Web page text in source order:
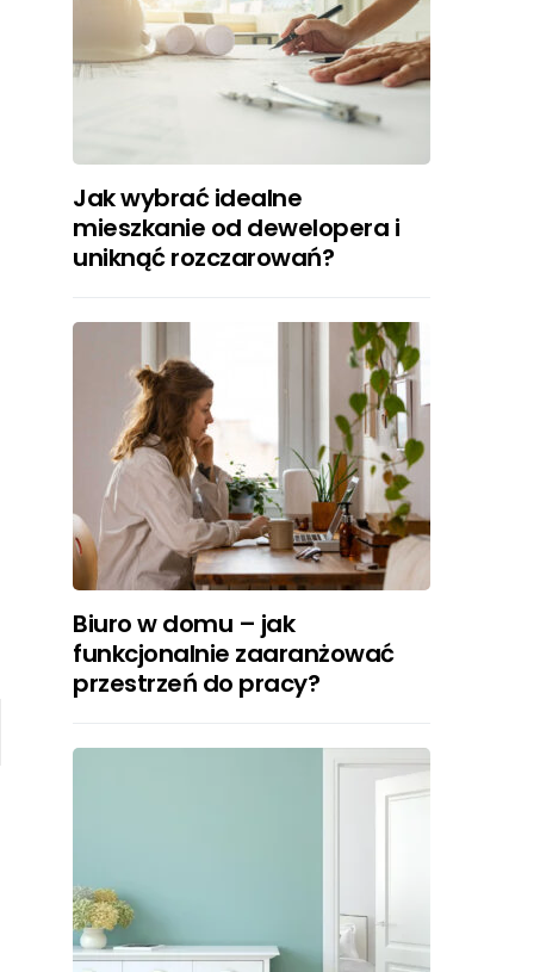
Jak wybrać idealne
mieszkanie od dewelopera i
uniknąć rozczarowań?
Biuro w domu – jak
funkcjonalnie zaaranżować
przestrzeń do pracy?